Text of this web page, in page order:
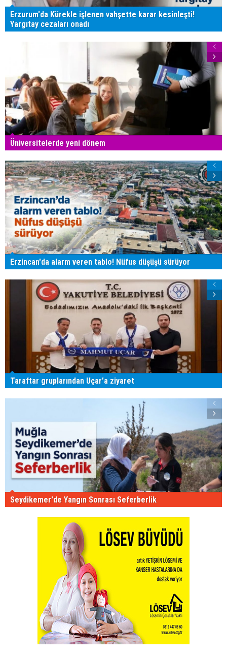
Erzurum'da Kürekle işlenen vahşette karar kesinleşti!
Yargıtay cezaları onadı
Üniversitelerde yeni dönem
Erzincan'da alarm veren tablo! Nüfus düşüşü sürüyor
Taraftar gruplarından Uçar'a ziyaret
Seydikemer'de Yangın Sonrası Seferberlik